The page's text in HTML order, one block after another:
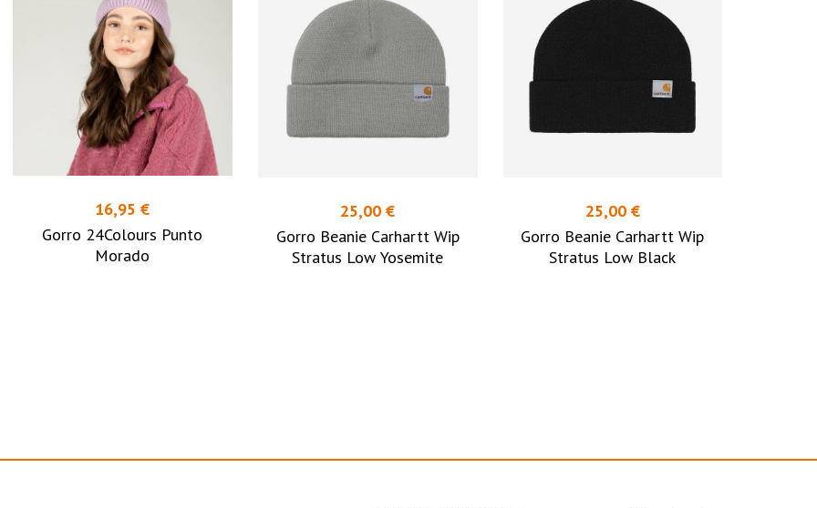
16,95 €
Gorro 24Colours Punto
Morado
25,00 €
Gorro Beanie Carhartt Wip
Stratus Low Yosemite
25,00 €
Gorro Beanie Carhartt Wip
Stratus Low Black